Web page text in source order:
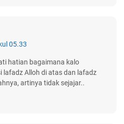
05.33
hatian bagaimana kalo
lafadz Alloh di atas dan lafadz
artinya tidak sejajar..